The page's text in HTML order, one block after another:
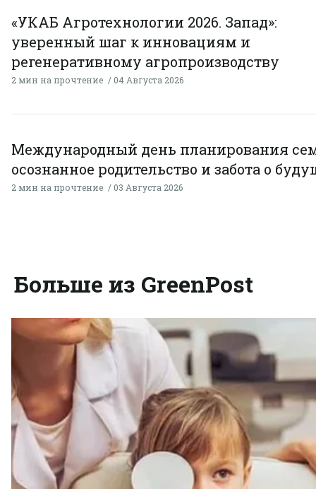
«УКАБ Агротехнологии 2026. Запад»:
уверенный шаг к инновациям и
регенеративному агропроизводству
2 мин на прочтение 04 Августа 2026
Международный день планирования
осознанное родительство и забота о
2 мин на прочтение 03 Августа 2026
Больше из GreenPost